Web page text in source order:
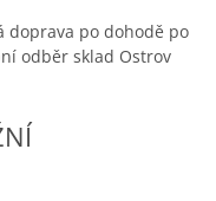
doprava po dohodě po
odběr sklad Ostrov